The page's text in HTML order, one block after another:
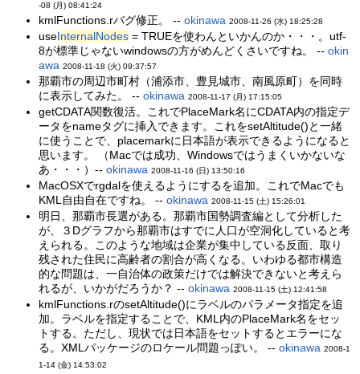
-08 (月) 08:41:24
kmlFunctions.rバグ修正。 --okinawa 2008-11-26 (水) 18:25:28
useInternalNodes = TRUEを使わんといかんのか・・・。utf-
8が標準じゃないwindowsの方がめんどくさいですね。 --okin
awa 2008-11-18 (火) 09:37:57
那覇市の周辺市町村（浦添市、豊見城市、南風原町）を同時
に表示してみた。 --okinawa 2008-11-17 (月) 17:15:05
getCDATA関数復活。これでPlaceMark名にCDATA内の指定デ
ータをnameタグに挿入できます。これをsetAltitude()と一緒
に使うことで、placemarkに日本語が表示できるようになると
思います。 （Macでは成功、Windowsではうまくいかないな
あ・・・）--okinawa 2008-11-16 (日) 13:50:16
MacOSXでrgdalを使えるようにするを追加。これでMacでも
KML自由自在ですね。 --okinawa 2008-11-15 (土) 15:26:01
明日、那覇市長選がある。那覇市国勢調査編として分析した
が、３Dグラフから那覇市はすでに人口が空洞化していると考
えられる。このような地域は企業が集中している反面、取り
残された住民に高齢者の割合が高くなる。いわゆる都市構造
的な問題は、一自治体の政策だけでは解決できないと考えら
れるが、いかがだろうか？ --okinawa 2008-11-15 (土) 12:41:58
kmlFunctions.rのsetAltitude()にラベルのパラメータ指定を追
加。ラベルを指定することで、KML内のPlaceMark名をセッ
トする。ただし、現状では日本語をセットするとエラーにな
る。XMLパッケージのロケール問題っぽい。 --okinawa 2008-1
1-14 (金) 14:53:02